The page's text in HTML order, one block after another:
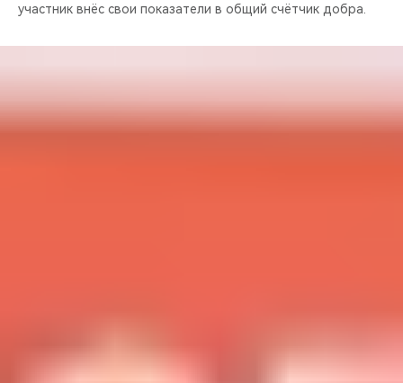
участник внёс свои показатели в общий счётчик добра.